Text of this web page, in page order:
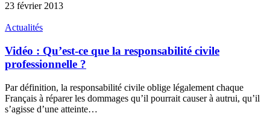
23 février 2013
Actualités
Vidéo : Qu’est-ce que la responsabilité civile
professionnelle ?
Par définition, la responsabilité civile oblige légalement chaque
Français à réparer les dommages qu’il pourrait causer à autrui, qu’il
s’agisse d’une atteinte…